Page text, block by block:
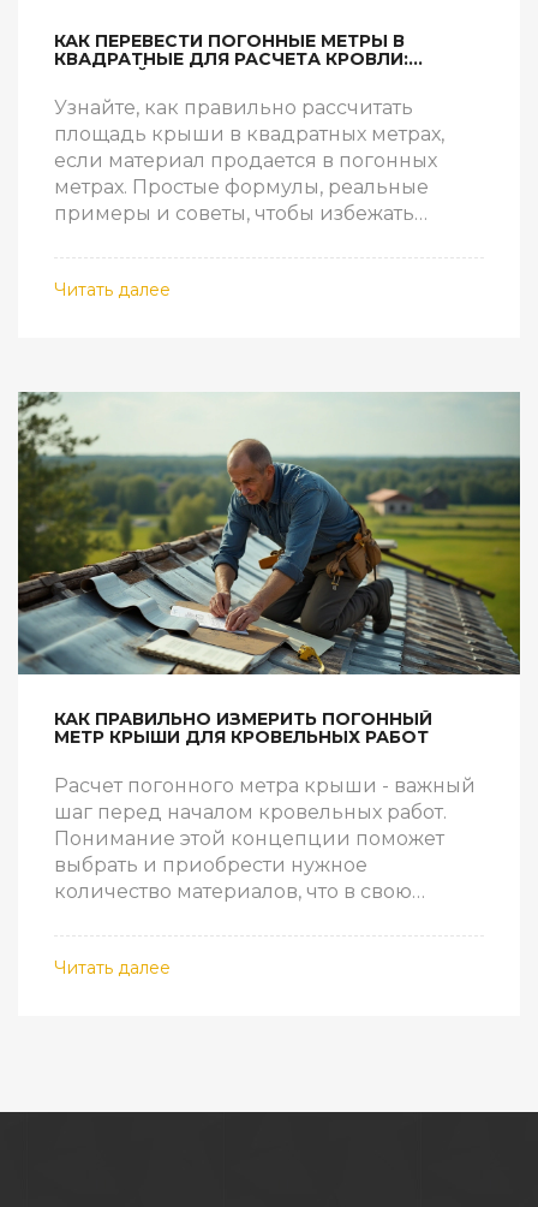
КАК ПЕРЕВЕСТИ ПОГОННЫЕ МЕТРЫ В
КВАДРАТНЫЕ ДЛЯ РАСЧЕТА КРОВЛИ:
ПРОСТОЙ РАСЧЕТ И ПРИМЕРЫ
Узнайте, как правильно рассчитать
площадь крыши в квадратных метрах,
если материал продается в погонных
метрах. Простые формулы, реальные
примеры и советы, чтобы избежать
материалов.
Читать далее
КАК ПРАВИЛЬНО ИЗМЕРИТЬ ПОГОННЫЙ
МЕТР КРЫШИ ДЛЯ КРОВЕЛЬНЫХ РАБОТ
Расчет погонного метра крыши - важный
шаг перед началом кровельных работ.
Понимание этой концепции поможет
выбрать и приобрести нужное
количество материалов, что в свою
шаги для точного расчета, объяснит,
Читать далее